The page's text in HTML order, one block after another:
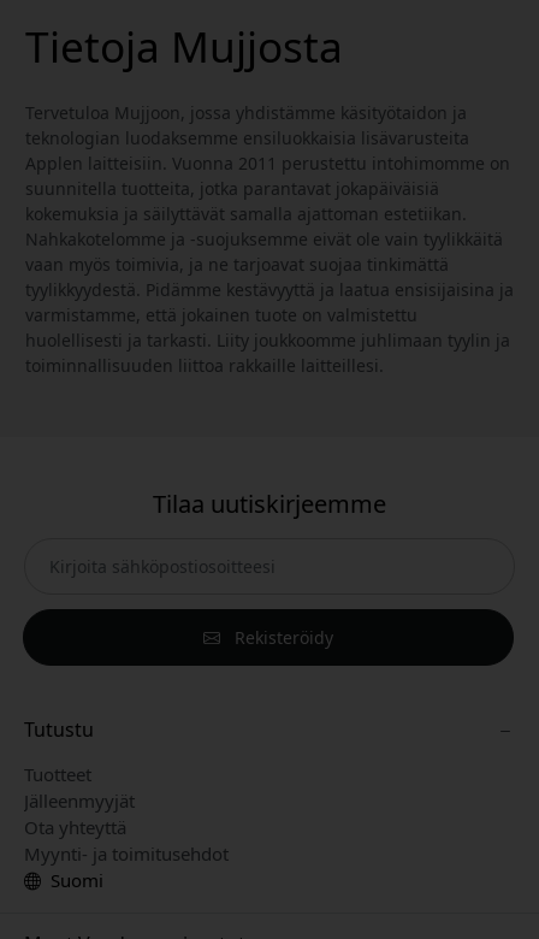
Tietoja Mujjosta
Tervetuloa Mujjoon, jossa yhdistämme käsityötaidon ja
teknologian luodaksemme ensiluokkaisia lisävarusteita
Applen laitteisiin. Vuonna 2011 perustettu intohimomme on
suunnitella tuotteita, jotka parantavat jokapäiväisiä
kokemuksia ja säilyttävät samalla ajattoman estetiikan.
Nahkakotelomme ja -suojuksemme eivät ole vain tyylikkäitä
vaan myös toimivia, ja ne tarjoavat suojaa tinkimättä
tyylikkyydestä. Pidämme kestävyyttä ja laatua ensisijaisina ja
varmistamme, että jokainen tuote on valmistettu
huolellisesti ja tarkasti. Liity joukkoomme juhlimaan tyylin ja
toiminnallisuuden liittoa rakkaille laitteillesi.
Tilaa uutiskirjeemme
Rekisteröidy
Tutustu
Tuotteet
Jälleenmyyjät
Ota yhteyttä
Myynti- ja toimitusehdot
Suomi